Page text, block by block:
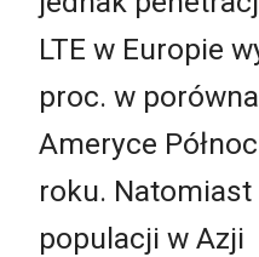
LTE w Europie
proc. w
Ameryce
roku. Natomiast
populacji w Azji